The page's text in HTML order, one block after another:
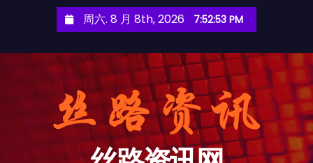
周六. 8 月 8th, 2026 7:52:54 PM